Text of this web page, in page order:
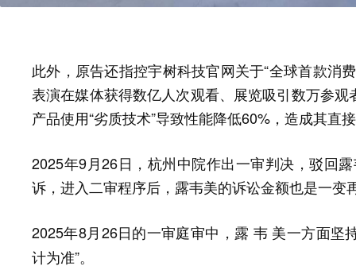
此外，原告还指控宇树科技官网关于“全球首款消
表演在媒体获得数亿人次观看、展览吸引数万参
产品使用“劣质技术”导致性能降低60%， 造成其直
2025年9月26日，杭州中院作出一审判决，驳回
诉，进入二审程序后， 露韦美的诉讼金额也是一变
2025年8月26日的一审庭审中，露 韦 美一方面坚
计为准”。